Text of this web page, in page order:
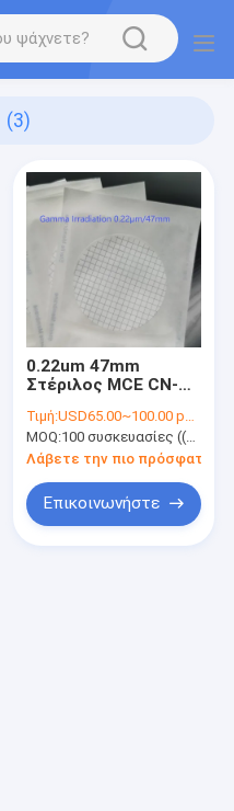
(3)
0.22um 47mm
Στέριλος MCE CN-CA
Φιλτράρισμα
Μεμβράνη Για
Μικροβιακή Δοκιμή
Περιορισμού
Τιμή:USD65.00~100.00 per pack
MOQ:100 συσκευασίες ((100 μονάδες ανά συσκευασία)
Λάβετε την πιο πρόσφατη
Επικοινωνήστε